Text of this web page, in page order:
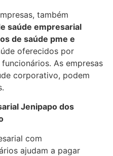
também
saúde empresarial
de saúde pme e
oferecidos por
As empresas
corporativo, podem
Jenipapo dos
com
ajudam a pagar